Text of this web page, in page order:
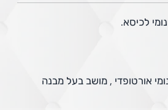
לכיסא.
אורטופדי , מושב בעל מבנה